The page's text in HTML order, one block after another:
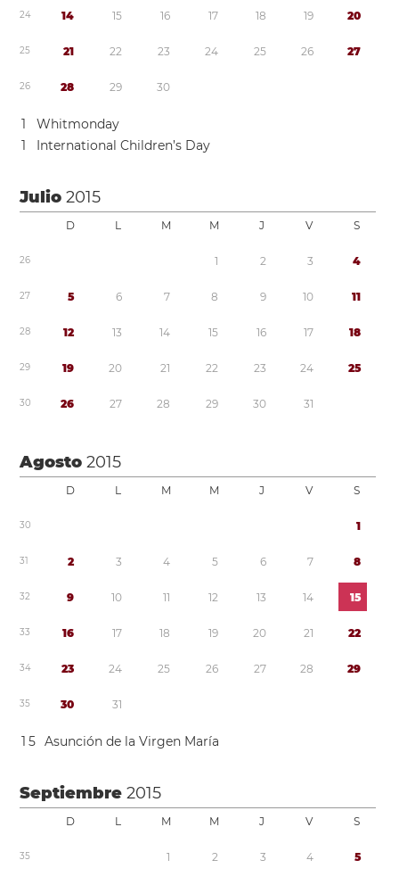
24 14 15 16 17 18 19 20
25 21 22 23 24 25 26 27
26 28 29 30
1
Whitmonday
1
International Children’s Day
Julio2015
D L M M J V S
26 1 2 3 4
27 5 6 7 8 9 10 11
28 12 13 14 15 16 17 18
29 19 20 21 22 23 24 25
30 26 27 28 29 30 31
Agosto2015
D L M M J V S
30 1
31 2 3 4 5 6 7 8
32 9 10 11 12 13 14 15
33 16 17 18 19 20 21 22
34 23 24 25 26 27 28 29
35 30 31
1 5 Asunción de la Virgen María
Septiembre2015
D L M M J V S
35 1 2 3 4 5